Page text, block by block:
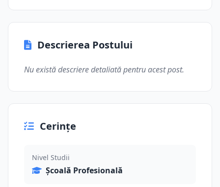
Descrierea Postului
Nu există descriere detaliată pentru acest post.
Cerințe
Nivel Studii
Școală Profesională